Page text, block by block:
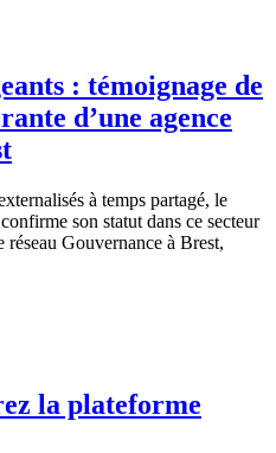
: témoignage de
d’une agence
à temps partagé, le
son statut dans ce secteur
réseau Gouvernance à Brest,
la plateforme